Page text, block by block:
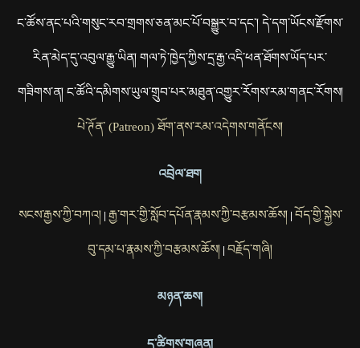
ང་ཚོས་ནང་པའི་གསུང་རབ་གྲགས་ཅན་མང་པོ་བསྒྱུར་བ་དང་། དེ་དག་ཡོངས་རྫོགས་
རིན་མེད་དུ་འབུལ་རྒྱུ་ཡིན། གལ་ཏེ་ཁྱེད་ཀྱིས་དྲ་རྒྱ་འདི་ཕན་ཐོགས་ཡོད་པར་
གཟིགས་ན། ང་ཚོའི་དམིགས་ཡུལ་གྲུབ་པར་མཐུན་འགྱུར་རོགས་རམ་གནང་རོགས།
པེ་ཊོན་ (Patreon) ཐོག་ནས་རམ་འདེགས་གནོངས།
འབྲེལ་ཐག
སངས་རྒྱས་ཀྱི་བཀའ། རྒྱ་གར་གྱི་སློབ་དཔོན་རྣམས་ཀྱི་བརྩམས་ཆོས། བོད་གྱི་སྐྱེས་
བུ་དམ་པ་རྣམས་ཀྱི་བརྩམས་ཆོས། བརྗོད་གཞི།
མཉན་ཆས།
དྲ་ཚིགས་གཞན།